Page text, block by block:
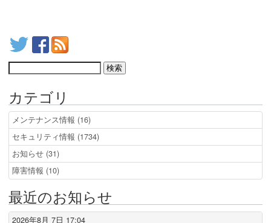
カテゴリ
メンテナンス情報 (16)
セキュリティ情報 (1734)
お知らせ (31)
障害情報 (10)
最近のお知らせ
2026年8月 7日 17:04